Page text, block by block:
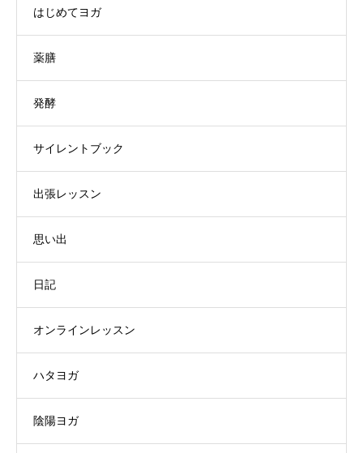
はじめてヨガ
薬膳
発酵
サイレントブック
出張レッスン
思い出
日記
オンラインレッスン
ハタヨガ
陰陽ヨガ